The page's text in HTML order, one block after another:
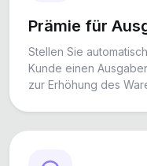
Prämie für
Stellen Sie
Kunde einen
zur Erhöhung des